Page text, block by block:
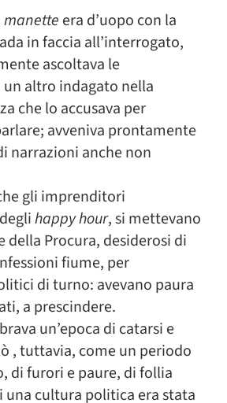
era d’uopo con la
in faccia all’interrogato,
ascoltava le
altro indagato nella
che lo accusava per
avveniva prontamente
narrazioni anche non
gli imprenditori
happy hour, si mettevano
della Procura, desiderosi di
fiume, per
di turno: avevano paura
a prescindere.
un’epoca di catarsi e
, tuttavia, come un periodo
di furori e paure, di follia
cultura politica era stata